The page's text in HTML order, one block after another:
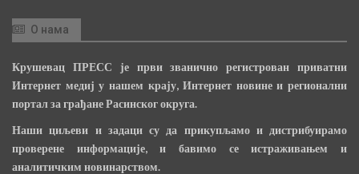
О нама
Крушевац ПРЕСС је први званично регистрован приватни
Интернет медиј у нашем крају, Интернет новине и регионални
портал за грађане Расинског округа.
Наши циљеви и задаци су да прикупљамо и дистрибуирамо
проверене информације, и бавимо се истраживањем и
аналитичким новинарством.